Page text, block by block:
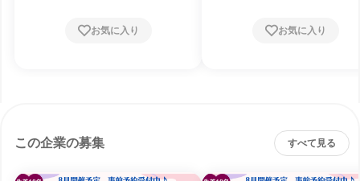
お気に入り お気に入り
この企業の募集 すべて見る